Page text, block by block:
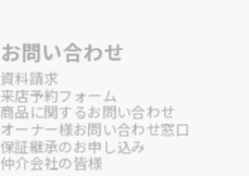
お問い合わせ
資料請求
来店予約フォーム
商品に関するお問い合わせ
オーナー様お問い合わせ窓口
保証継承のお申し込み
仲介会社の皆様